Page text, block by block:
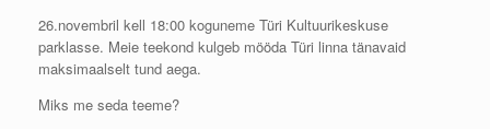
26.novembril kell 18:00 koguneme Türi Kultuurikeskuse
parklasse. Meie teekond kulgeb mööda Türi linna tänavaid
maksimaalselt tund aega.
Miks me seda teeme?